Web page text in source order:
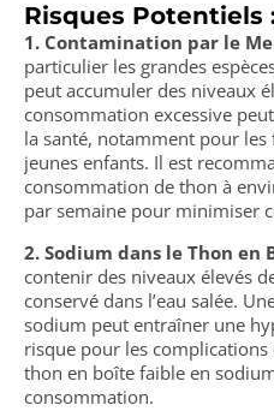
Risques Potentiels
1. Contamination par le
particulier les grandes
peut accumuler des niveaux
consommation excessive
la santé, notamment pour les
jeunes enfants. Il est
consommation de thon à
par semaine pour minimiser
2. Sodium dans le Thon en
contenir des niveaux élevés
conservé dans l’eau salée.
sodium peut entraîner une
risque pour les complications
thon en boîte faible en
consommation.